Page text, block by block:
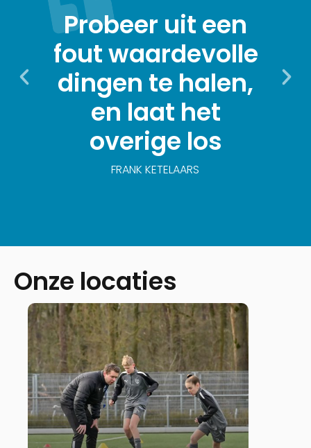
Probeer uit een
fout waardevolle
dingen te halen,
en laat het
overige los
FRANK KETELAARS
Onze locaties